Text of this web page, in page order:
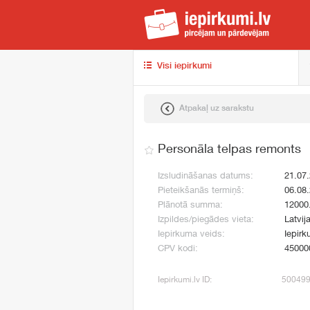
Visi iepirkumi
Atpakaļ uz sarakstu
Personāla telpas remonts
Izsludināšanas datums:
Pieteikšanās termiņš:
Plānotā summa:
Izpildes/piegādes vieta:
Iepirkuma veids:
CPV kodi:
Iepirkumi.lv ID: